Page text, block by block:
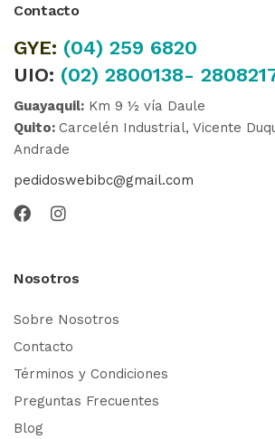
Contacto
GYE: (04) 259 6820
UIO: (02) 2800138-
Guayaquil: Km 9 ½ vía Daule
Quito: Carcelén Industrial, Vicente
Andrade
pedidoswebibc@gmail.com
Nosotros
Sobre Nosotros
Contacto
Términos y Condiciones
Preguntas Frecuentes
Blog